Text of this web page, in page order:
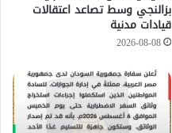
بزالنجي وسط تصاعد اعتقالات
قيادات مدنية
2026-08-08